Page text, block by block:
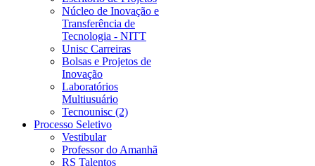
Núcleo de Inovação e
Transferência de
Tecnologia - NITT
Unisc Carreiras
Bolsas e Projetos de
Inovação
Laboratórios
Multiusuário
Tecnounisc (2)
Processo Seletivo
Vestibular
Professor do Amanhã
RS Talentos